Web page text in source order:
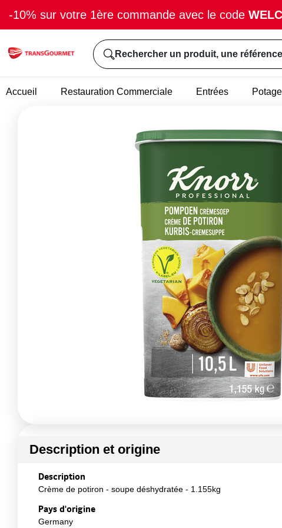
-10% sur votre 1ère commande avec le code
Rechercher un produit, une
Accueil Restauration Commerciale Entrées
Description et origine
Description
Crème de potiron - soupe déshydratée - 1.155kg
Pays d'origine
Germany